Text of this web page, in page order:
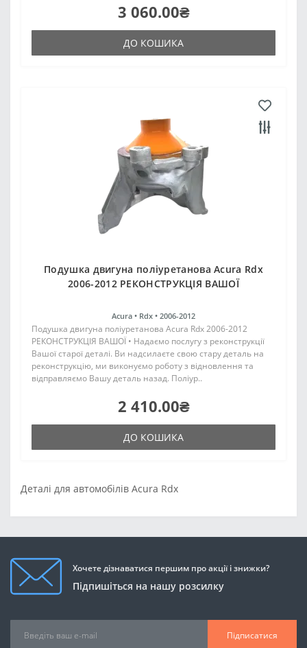
3 060.00₴
ДО КОШИКА
Подушка двигуна поліуретанова Acura Rdx
2006-2012 РЕКОНСТРУКЦІЯ ВАШОЇ
Acura • Rdx • 2006-2012
Подушка двигуна поліуретанова Acura Rdx 2006-2012
РЕКОНСТРУКЦІЯ ВАШОЇ • Надаємо послугу з реконструкції
Вашої старої деталі. Ви надсилаєте свою стару деталь на
реконструкцію, ми виконуємо роботу з відновлення та
відправляємо Вашу деталь назад. Поліур..
2 410.00₴
ДО КОШИКА
Деталі для автомобілів Acura Rdx
Хочете дізнаватися першим про акції і знижки?
Підпишіться на нашу розсилку
Підписатися